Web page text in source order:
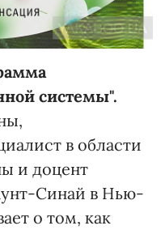
системы".
в области
и доцент
Синай в Нью-
о том, как